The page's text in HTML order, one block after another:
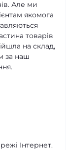
Але ми
якомога
товарів
на склад,
за наш
Інтернет.